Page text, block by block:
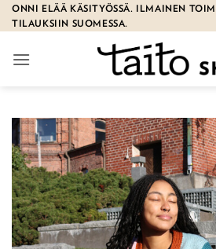
Skip
to
ONNI ELÄÄ KÄSITYÖSSÄ. ILMAINEN
TILAUKSIIN SUOMESSA.